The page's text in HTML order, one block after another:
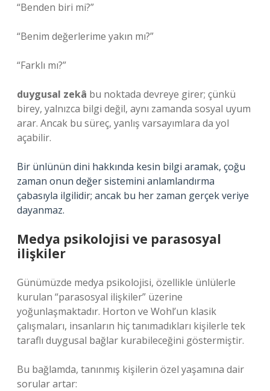
“Benden biri mi?”
“Benim değerlerime yakın mı?”
“Farklı mı?”
duygusal zekâ bu noktada devreye girer; çünkü
birey, yalnızca bilgi değil, aynı zamanda sosyal uyum
arar. Ancak bu süreç, yanlış varsayımlara da yol
açabilir.
Bir ünlünün dini hakkında kesin bilgi aramak, çoğu
zaman onun değer sistemini anlamlandırma
çabasıyla ilgilidir; ancak bu her zaman gerçek veriye
dayanmaz.
Medya psikolojisi ve parasosyal
ilişkiler
Günümüzde medya psikolojisi, özellikle ünlülerle
kurulan “parasosyal ilişkiler” üzerine
yoğunlaşmaktadır. Horton ve Wohl’un klasik
çalışmaları, insanların hiç tanımadıkları kişilerle tek
taraflı duygusal bağlar kurabileceğini göstermiştir.
Bu bağlamda, tanınmış kişilerin özel yaşamına dair
sorular artar: